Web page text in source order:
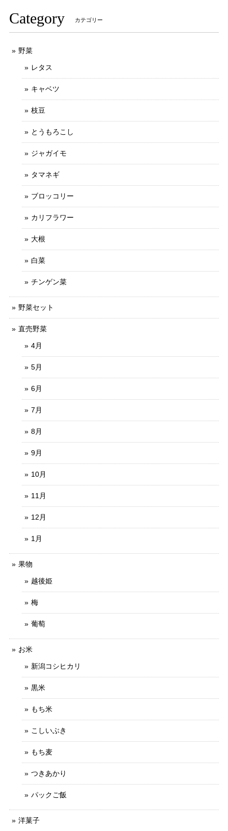
Category カテゴリー
野菜
レタス
キャベツ
枝豆
とうもろこし
ジャガイモ
タマネギ
ブロッコリー
カリフラワー
大根
白菜
チンゲン菜
野菜セット
直売野菜
4月
5月
6月
7月
8月
9月
10月
11月
12月
1月
果物
越後姫
梅
葡萄
お米
新潟コシヒカリ
黒米
もち米
こしいぶき
もち麦
つきあかり
パックご飯
洋菓子